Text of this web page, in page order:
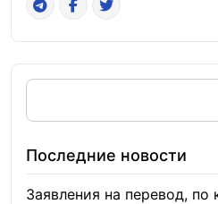
Последние новости
Заявления на перевод,